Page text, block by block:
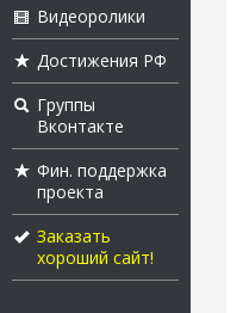
Видеоролики
Достижения РФ
Группы
Вконтакте
Фин. поддержка
проекта
Заказать
хороший сайт!